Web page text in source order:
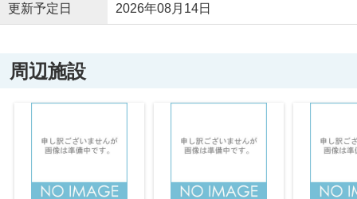
更新予定日 2026年08月14日
周辺施設